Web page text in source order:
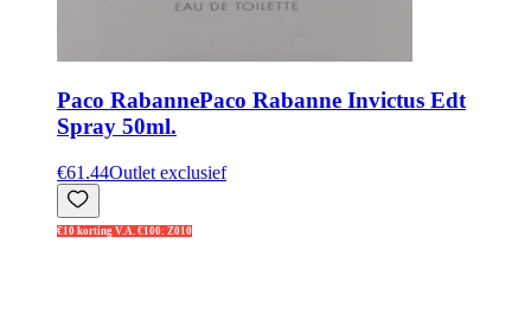
Paco RabannePaco Rabanne Invictus Edt
Spray 50ml.
€61.44Outlet exclusief
€10 korting V.A. €100: Z010